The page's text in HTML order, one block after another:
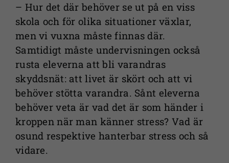
– Hur det där behöver se ut på en viss
skola och för olika situationer växlar,
men vi vuxna måste finnas där.
Samtidigt måste undervisningen också
rusta eleverna att bli varandras
skyddsnät: att livet är skört och att vi
behöver stötta varandra. Sånt eleverna
behöver veta är vad det är som händer i
kroppen när man känner stress? Vad är
osund respektive hanterbar stress och så
vidare.
webbplatsen
över huvud
taget ska
fungera.
Statistik
För att vi ska
kunna
förbättra
webbplatsens